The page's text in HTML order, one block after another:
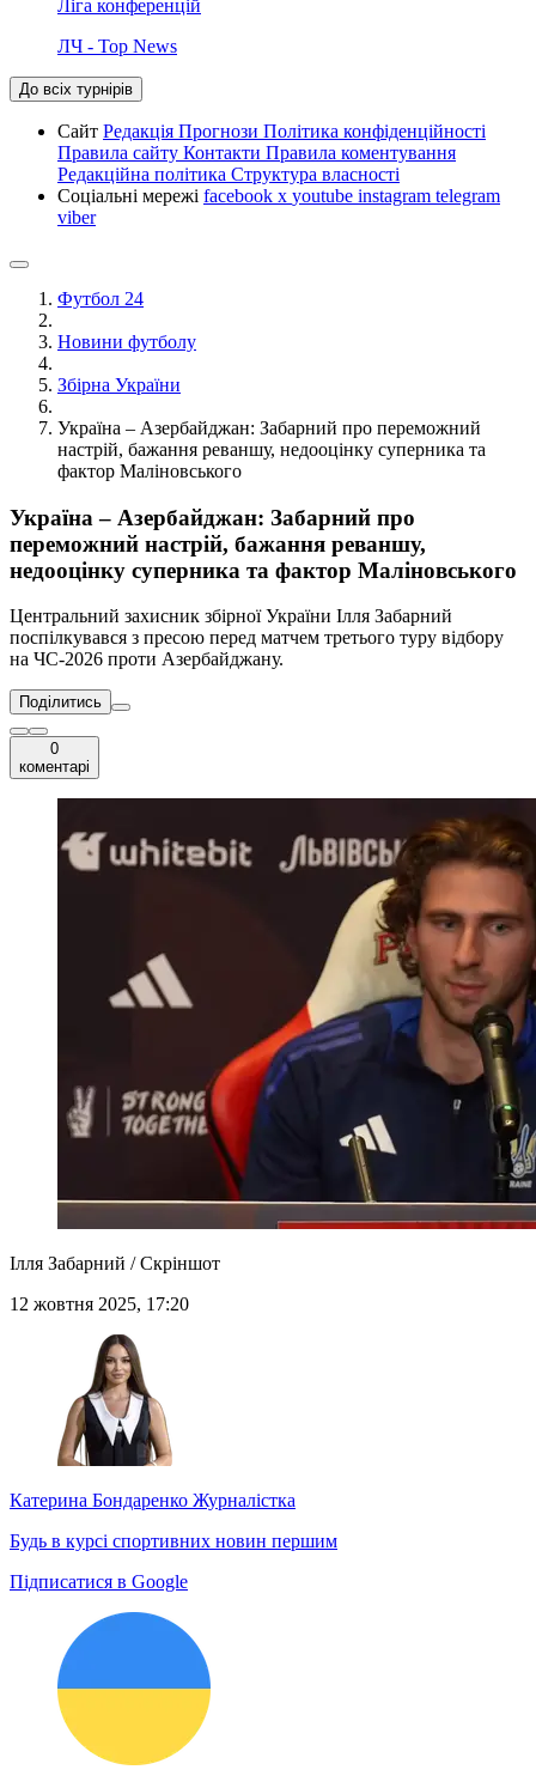
Ліга конференцій
ЛЧ - Top News
До всіх турнірів
Сайт Редакція Прогнози Політика конфіденційності
Правила сайту Контакти Правила коментування
Редакційна політика Структура власності
Соціальні мережі facebook x youtube instagram telegram
viber
Футбол 24
Новини футболу
Збірна України
Україна – Азербайджан: Забарний про переможний
настрій, бажання реваншу, недооцінку суперника та
фактор Маліновського
Україна – Азербайджан: Забарний про
переможний настрій, бажання реваншу,
недооцінку суперника та фактор Маліновського
Центральний захисник збірної України Ілля Забарний
поспілкувався з пресою перед матчем третього туру відбору
на ЧС-2026 проти Азербайджану.
Поділитись
0
коментарі
Ілля Забарний / Скріншот
12 жовтня 2025, 17:20
Катерина Бондаренко Журналістка
Будь в курсі спортивних новин першим
Підписатися в Google